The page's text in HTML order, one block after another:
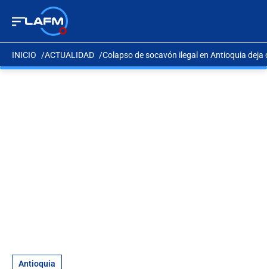
INICIO ACTUALIDAD Colapso de socavón ilegal en Antioquia
Antioquia